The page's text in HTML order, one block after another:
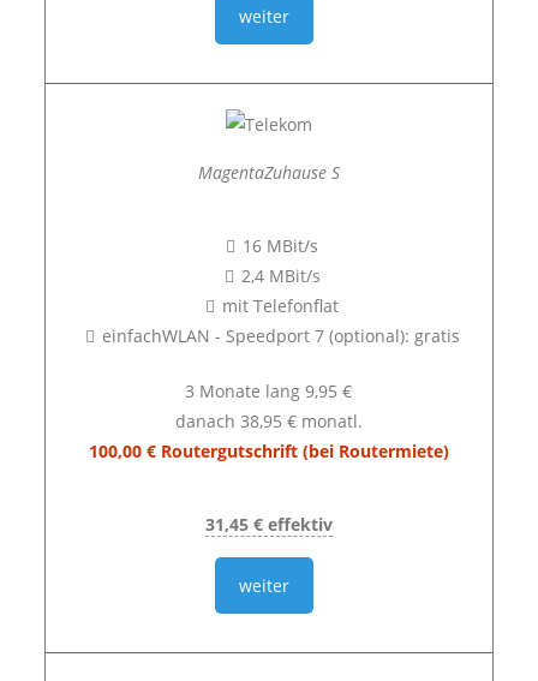
weiter
MagentaZuhause S
16 MBit/s
2,4 MBit/s
mit Telefonflat
einfachWLAN - Speedport 7 (optional): gratis
3 Monate lang 9,95 €
danach 38,95 € monatl.
100,00 € Routergutschrift (bei Routermiete)
31,45 € effektiv
weiter